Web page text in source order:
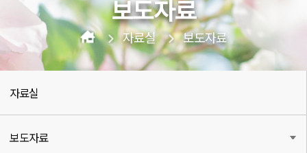
보도자료
자료실 보도자료
자료실
보도자료